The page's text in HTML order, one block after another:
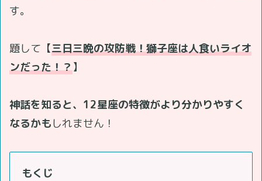
す。
題して【三日三晩の攻防戦！獅子座は人食いライオ
ンだった！？】
神話を知ると、12星座の特徴がより分かりやすく
なるかもしれません！
もくじ